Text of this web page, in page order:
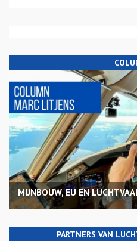
MIJNBOUW, EU EN
PARTNERS VAN